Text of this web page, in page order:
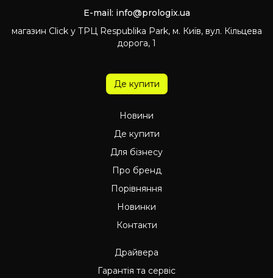
E-mail: info@prologix.ua
магазин Click у ТРЦ Respublika Park, м. Київ, вул. Кільцева
дорога, 1
Де купити
Новини
Де купити
Для бізнесу
Про бренд
Порівняння
Новинки
Контакти
Драйвера
Гарантія та сервіс